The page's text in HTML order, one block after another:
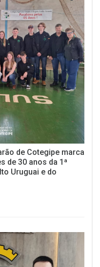
de Cotegipe marca
de 30 anos da 1ª
Uruguai e do